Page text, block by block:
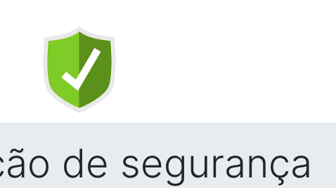
de segurança